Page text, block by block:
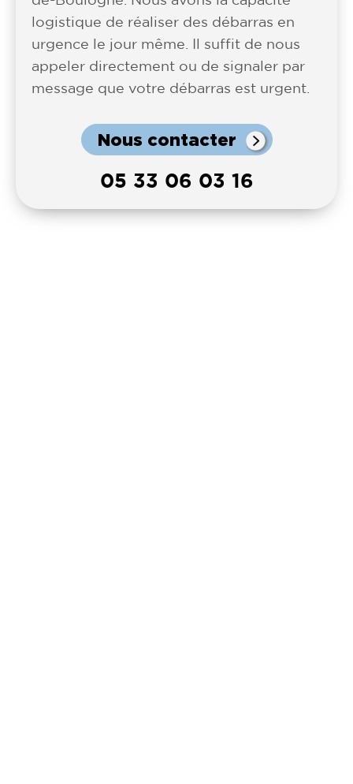
logistique de réaliser des débarras en
urgence le jour même. Il suffit de nous
appeler directement ou de signaler par
message que votre débarras est urgent.
Nous contacter
05 33 06 03 16